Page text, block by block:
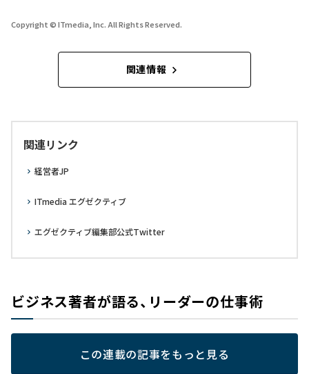
Copyright © ITmedia, Inc. All Rights Reserved.
関連情報
関連リンク
経営者JP
ITmedia エグゼクティブ
エグゼクティブ編集部公式Twitter
ビジネス著者が語る、リーダーの仕事術
この連載の記事をもっと見る